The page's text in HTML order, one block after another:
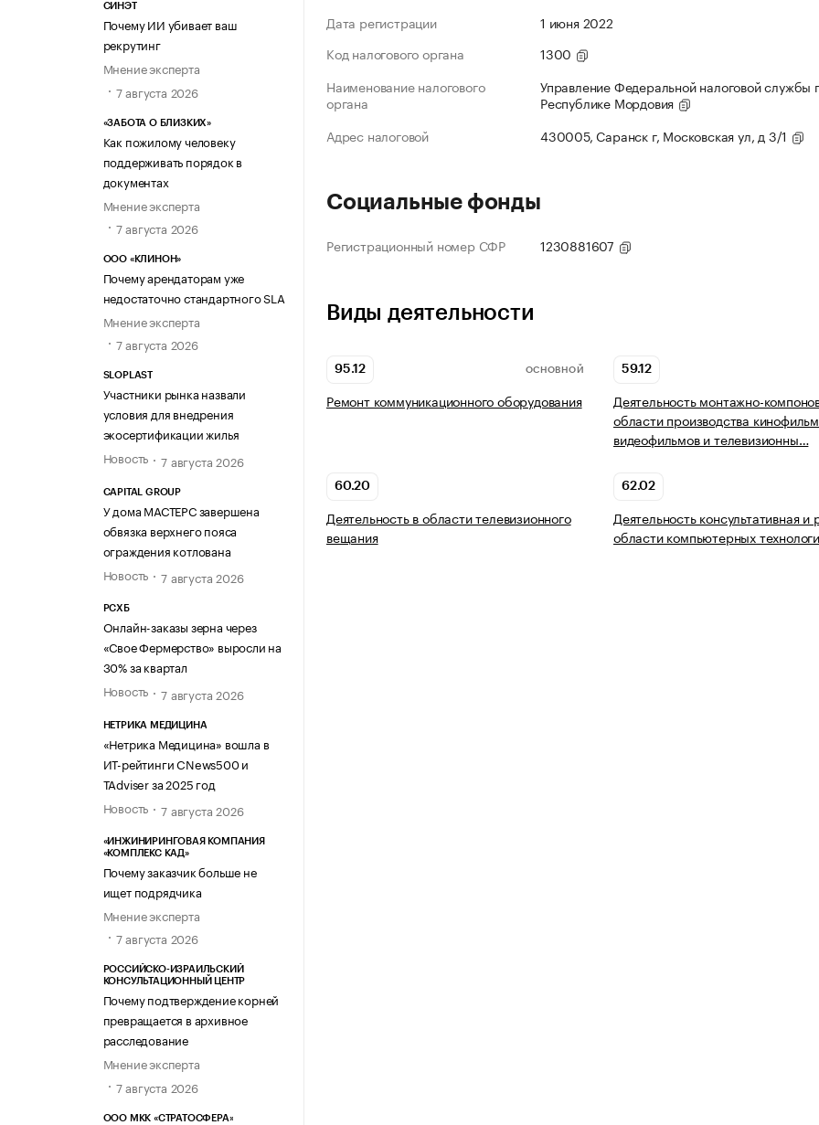
СИНЭТ
Почему ИИ убивает ваш
рекрутинг
Мнение эксперта
7 августа 2026
«ЗАБОТА О БЛИЗКИХ»
Как пожилому человеку
поддерживать порядок в
документах
Мнение эксперта
7 августа 2026
ООО «КЛИНОН»
Почему арендаторам уже
недостаточно стандартного SLA
Мнение эксперта
7 августа 2026
SLOPLAST
Участники рынка назвали
условия для внедрения
экосертификации жилья
Новость
7 августа 2026
CAPITAL GROUP
У дома МАСТЕРС завершена
обвязка верхнего пояса
ограждения котлована
Новость
7 августа 2026
РСХБ
Онлайн-заказы зерна через
«Свое Фермерство» выросли на
30% за квартал
Новость
7 августа 2026
НЕТРИКА МЕДИЦИНА
«Нетрика Медицина» вошла в
ИТ-рейтинги CNews500 и
TAdviser за 2025 год
Новость
7 августа 2026
«ИНЖИНИРИНГОВАЯ КОМПАНИЯ
«КОМПЛЕКС КАД»
Почему заказчик больше не
ищет подрядчика
Мнение эксперта
7 августа 2026
РОССИЙСКО-ИЗРАИЛЬСКИЙ
КОНСУЛЬТАЦИОННЫЙ ЦЕНТР
Почему подтверждение корней
превращается в архивное
расследование
Мнение эксперта
7 августа 2026
ООО МКК «СТРАТОСФЕРА»
Дата регистрации
1 июня 2022
Код налогового органа
1300
Наименование налогового
органа
Управление Федеральной налоговой службы
Республике Мордовия
Адрес налоговой
430005, Саранск г, Московская ул, д 3/1
Социальные фонды
Регистрационный номер СФР 1230881607
Виды деятельности
95.12 ОСНОВНОЙ
Ремонт коммуникационного оборудования
59.12
Деятельность монтажно-
области производства
видеофильмов и телевизионны…
60.20
Деятельность в области телевизионного
вещания
62.02
Деятельность консультативная и
области компьютерных